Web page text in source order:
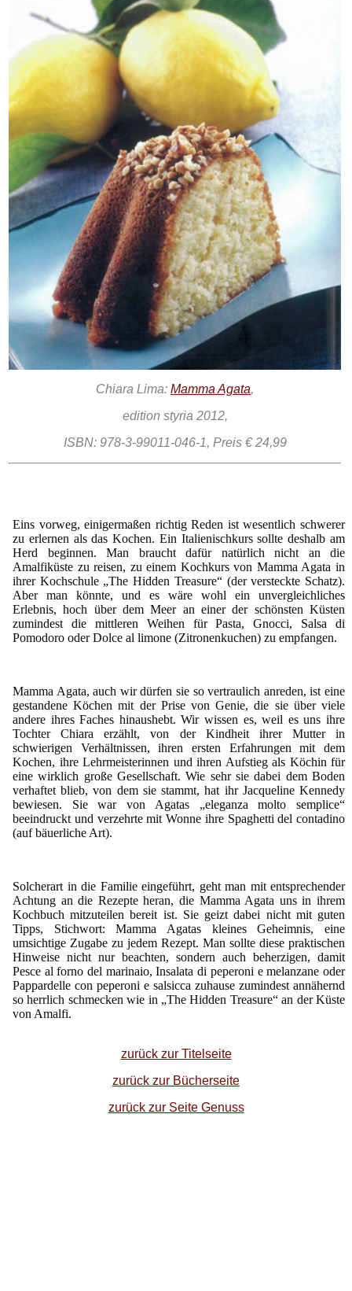
Chiara Lima: Mamma Agata,
edition styria 2012,
ISBN: 978-3-99011-046-1, Preis € 24,99
Eins vorweg, einigermaßen richtig Reden ist wesentlich schwerer
zu erlernen als das Kochen. Ein Italienischkurs sollte deshalb am
Herd beginnen. Man braucht dafür natürlich nicht an die
Amalfiküste zu reisen, zu einem Kochkurs von Mamma Agata in
ihrer Kochschule „The Hidden Treasure“ (der versteckte Schatz).
Aber man könnte, und es wäre wohl ein unvergleichliches
Erlebnis, hoch über dem Meer an einer der schönsten Küsten
zumindest die mittleren Weihen für Pasta, Gnocci, Salsa di
Pomodoro oder Dolce al limone (Zitronenkuchen) zu empfangen.
Mamma Agata, auch wir dürfen sie so vertraulich anreden, ist eine
gestandene Köchen mit der Prise von Genie, die sie über viele
andere ihres Faches hinaushebt. Wir wissen es, weil es uns ihre
Tochter Chiara erzählt, von der Kindheit ihrer Mutter in
schwierigen Verhältnissen, ihren ersten Erfahrungen mit dem
Kochen, ihre Lehrmeisterinnen und ihren Aufstieg als Köchin für
eine wirklich große Gesellschaft. Wie sehr sie dabei dem Boden
verhaftet blieb, von dem sie stammt, hat ihr Jacqueline Kennedy
bewiesen. Sie war von Agatas „eleganza molto semplice“
beeindruckt und verzehrte mit Wonne ihre Spaghetti del contadino
(auf bäuerliche Art).
Solcherart in die Familie eingeführt, geht man mit entsprechender
Achtung an die Rezepte heran, die Mamma Agata uns in ihrem
Kochbuch mitzuteilen bereit ist. Sie geizt dabei nicht mit guten
Tipps, Stichwort: Mamma Agatas kleines Geheimnis, eine
umsichtige Zugabe zu jedem Rezept. Man sollte diese praktischen
Hinweise nicht nur beachten, sondern auch beherzigen, damit
Pesce al forno del marinaio, Insalata di peperoni e melanzane oder
Pappardelle con peperoni e salsicca zuhause zumindest annähernd
so herrlich schmecken wie in „The Hidden Treasure“ an der Küste
von Amalfi.
zurück zur Titelseite
zurück zur Bücherseite
zurück zur Seite Genuss